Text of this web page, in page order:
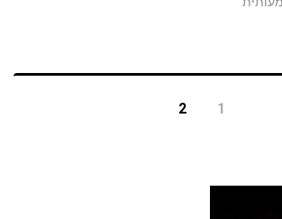
1
2